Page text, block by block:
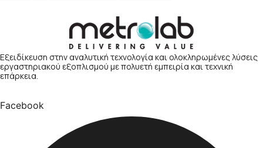
Εξειδίκευση στην αναλυτική τεχνολογία και ολοκληρωμένες λύσεις
εργαστηριακού εξοπλισμού με πολυετή εμπειρία και τεχνική
επάρκεια.
Facebook